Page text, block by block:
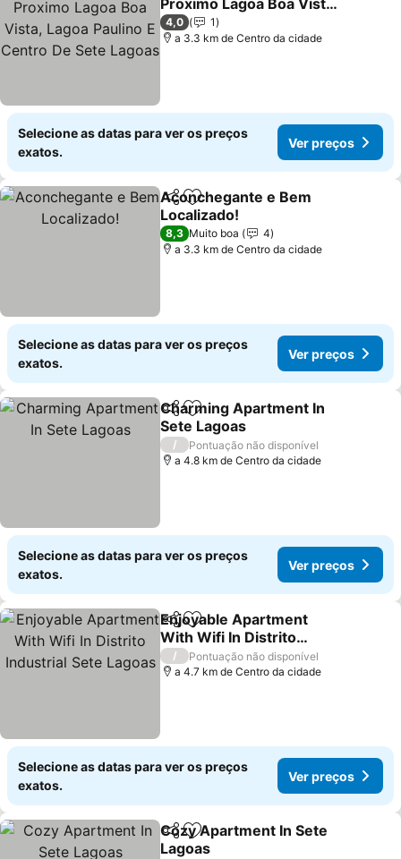
Proximo Lagoa Boa Vista,
Lagoa Paulino E Centro
De Sete Lagoas
4,0
1
a 3.3 km de Centro da cidade
Selecione as datas para ver os preços
exatos.
Ver preços
PartilharAdicionar aos favoritos
Aconchegante e Bem
Localizado!
8,3 Muito boa
4
a 3.3 km de Centro da cidade
Selecione as datas para ver os preços
exatos.
Ver preços
PartilharAdicionar aos favoritos
Charming Apartment In
Sete Lagoas
/
Pontuação não disponível
a 4.8 km de Centro da cidade
Selecione as datas para ver os preços
exatos.
Ver preços
PartilharAdicionar aos favoritos
Enjoyable Apartment
With Wifi In Distrito
Industrial Sete Lagoas
/
Pontuação não disponível
a 4.7 km de Centro da cidade
Selecione as datas para ver os preços
exatos.
Ver preços
PartilharAdicionar aos favoritos
Cozy Apartment In Sete
Lagoas